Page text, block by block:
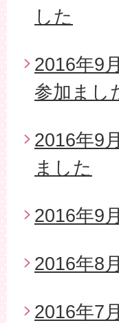
した
2016年9
参加まし
2016年9
ました
2016年9
2016年8
2016年7